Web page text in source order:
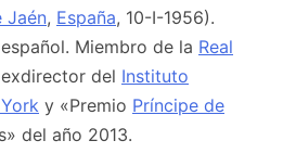
Jaén, España, 10-I-1956).
Miembro de la Real
del Instituto
y «Premio Príncipe de
del año 2013.